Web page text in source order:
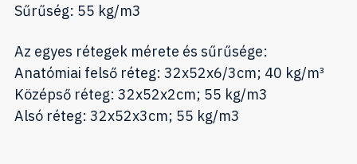
Sűrűség: 55 kg/m3
Az egyes rétegek mérete és sűrűsége:
Anatómiai felső réteg: 32x52x6/3cm; 40 kg/m³
Középső réteg: 32x52x2cm; 55 kg/m3
Alsó réteg: 32x52x3cm; 55 kg/m3